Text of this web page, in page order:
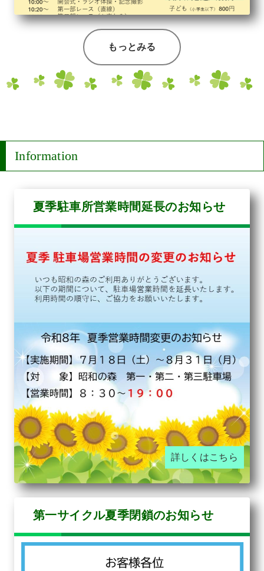
今年12月、昭和の森でティラノサウルスレース
※ティラノスーツは事前にご準備ください。会
場での貸出しや販売はありません。
５００円相当付）は、参加必須となります。
※5日が雨天荒天で中止となった場合には、翌６
日（日）へ順延開催とします。
※お申込みは、以下URLからのみ、受付しま
もっとみる
Information
夏季駐車所営業時間延長のお知らせ
令和８年７月１８日（土）～８月３１日（月）
詳しくはこちら
第一サイクル夏季閉鎖のお知らせ